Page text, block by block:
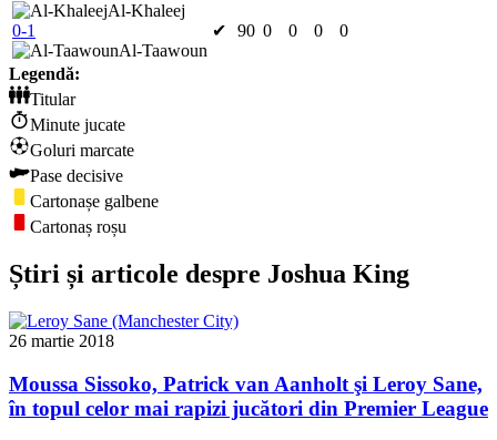
Al-Khaleej
0-1
Al-Taawoun
✔ 90 0 0 0 0
Legendă:
Titular
Minute jucate
Goluri marcate
Pase decisive
Cartonașe galbene
Cartonaș roșu
Știri și articole despre Joshua King
26 martie 2018
Moussa Sissoko, Patrick van Aanholt şi Leroy Sane,
în topul celor mai rapizi jucători din Premier League